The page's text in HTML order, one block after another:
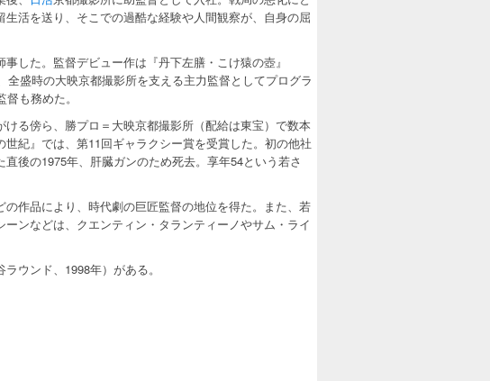
活を送り、そこでの過酷な経験や人間観察が、自身の屈
した。監督デビュー作は『丹下左膳・こけ猿の壺』
全盛時の大映京都撮影所を支える主力監督としてプログラ
も務めた。
る傍ら、勝プロ＝大映京都撮影所（配給は東宝）で数本
紀』では、第11回ギャラクシー賞を受賞した。初の他社
後の1975年、肝臓ガンのため死去。享年54という若さ
作品により、時代劇の巨匠監督の地位を得た。また、若
ンなどは、クエンティン・タランティーノやサム・ライ
ウンド、1998年）がある。